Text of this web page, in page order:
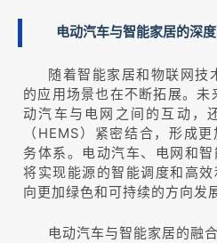
电动汽车与智能家居的深
随着智能家居和物联网技
的应用场景也在不断拓展。
动汽车与电网之间的互动，
（HEMS）紧密结合，形成
务体系。电动汽车、电网和智
将实现能源的智能调度和高
向更加绿色和可持续的方向发
电动汽车与智能家居的融